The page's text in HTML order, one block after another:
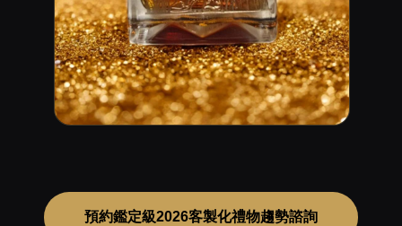
預約鑑定級2026客製化禮物趨勢諮詢